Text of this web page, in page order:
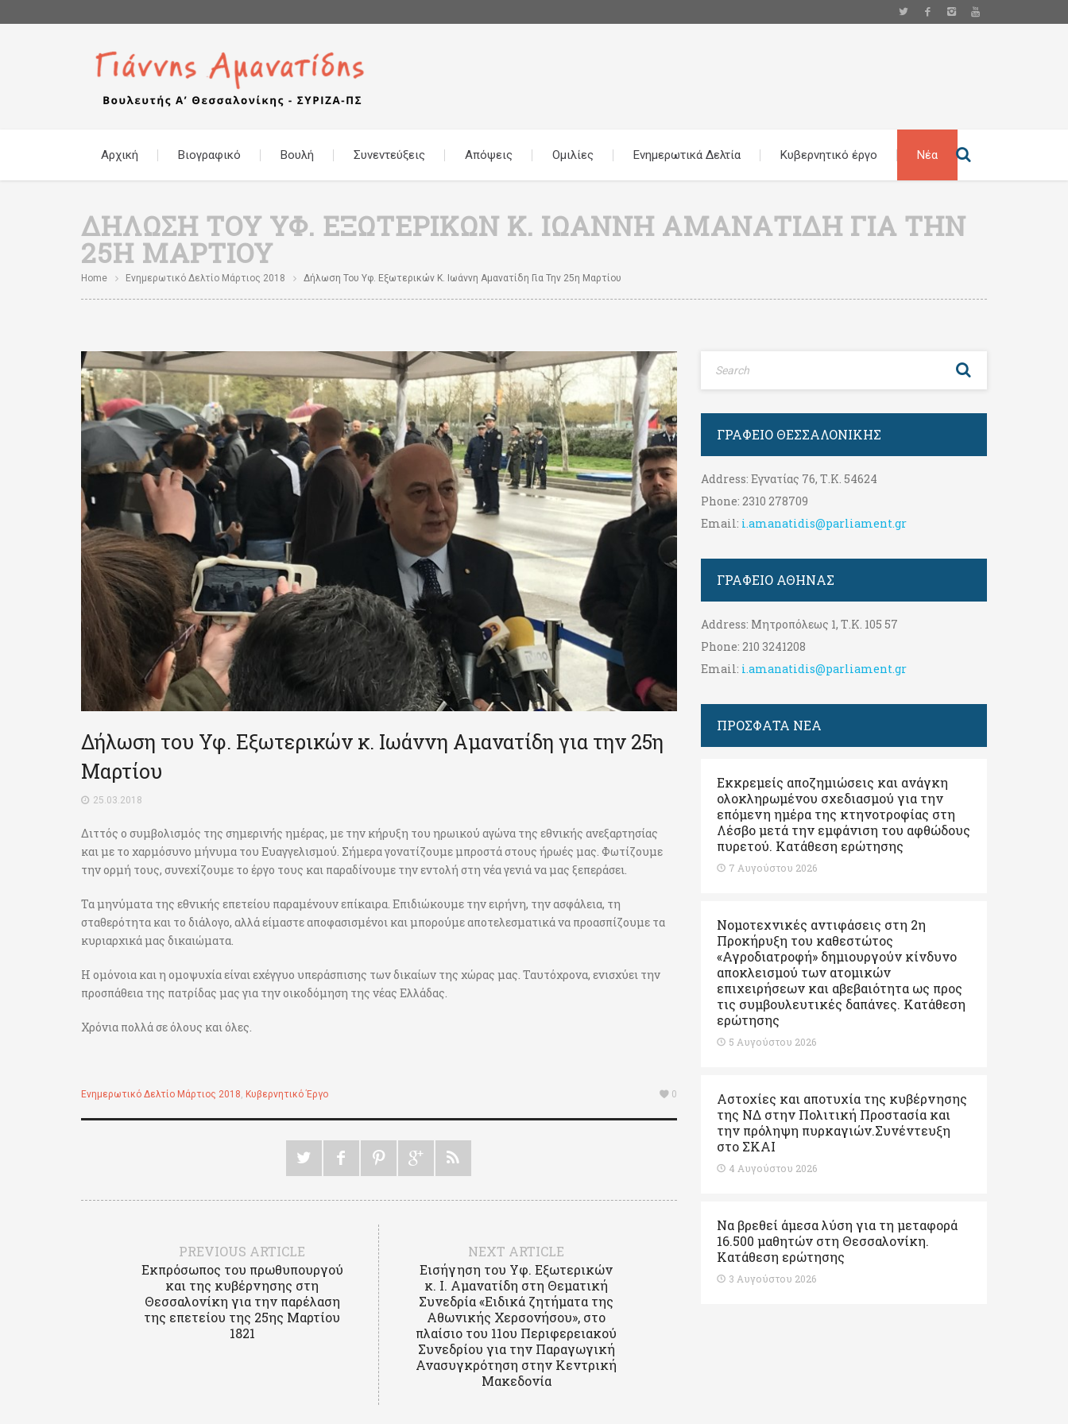
Αρχική Βιογραφικό Βουλή Συνεντεύξεις Απόψεις Ομιλίες Ενημερωτικά Δελτία Κυβερνητικό έργο Νέα
ΔΉΛΩΣΗ ΤΟΥ ΥΦ. ΕΞΩΤΕΡΙΚΏΝ Κ. ΙΩΆΝΝΗ ΑΜΑΝΑΤΊΔΗ ΓΙΑ ΤΗΝ
25Η ΜΑΡΤΊΟΥ
Home Ενημερωτικό Δελτίο Μάρτιος 2018 Δήλωση Του Υφ. Εξωτερικών Κ. Ιωάννη Αμανατίδη Για Την 25η Μαρτίου
Δήλωση του Υφ. Εξωτερικών κ. Ιωάννη Αμανατίδη για την 25η
Μαρτίου
25.03.2018
Διττός ο συμβολισμός της σημερινής ημέρας, με την κήρυξη του ηρωικού αγώνα της εθνικής ανεξαρτησίας
και με το χαρμόσυνο μήνυμα του Ευαγγελισμού. Σήμερα γονατίζουμε μπροστά στους ήρωές μας. Φωτίζουμε
την ορμή τους, συνεχίζουμε το έργο τους και παραδίνουμε την εντολή στη νέα γενιά να μας ξεπεράσει.
Τα μηνύματα της εθνικής επετείου παραμένουν επίκαιρα. Επιδιώκουμε την ειρήνη, την ασφάλεια, τη
σταθερότητα και το διάλογο, αλλά είμαστε αποφασισμένοι και μπορούμε αποτελεσματικά να προασπίζουμε τα
κυριαρχικά μας δικαιώματα.
Η ομόνοια και η ομοψυχία είναι εχέγγυο υπεράσπισης των δικαίων της χώρας μας. Ταυτόχρονα, ενισχύει την
προσπάθεια της πατρίδας μας για την οικοδόμηση της νέας Ελλάδας.
Χρόνια πολλά σε όλους και όλες.
Ενημερωτικό Δελτίο Μάρτιος 2018, Κυβερνητικό Έργο 0
PREVIOUS ARTICLE
Εκπρόσωπος του πρωθυπουργού
και της κυβέρνησης στη
Θεσσαλονίκη για την παρέλαση
της επετείου της 25ης Μαρτίου
1821
NEXT ARTICLE
Εισήγηση του Υφ. Εξωτερικών
κ. Ι. Αμανατίδη στη Θεματική
Συνεδρία «Ειδικά ζητήματα της
Αθωνικής Χερσονήσου», στο
πλαίσιο του 11ου Περιφερειακού
Συνεδρίου για την Παραγωγική
Ανασυγκρότηση στην Κεντρική
Μακεδονία
ΓΡΑΦΕΊΟ ΘΕΣΣΑΛΟΝΊΚΗΣ
Address: Εγνατίας 76, Τ.Κ. 54624
Phone: 2310 278709
Email: i.amanatidis@parliament.gr
ΓΡΑΦΕΊΟ ΑΘΉΝΑΣ
Address: Μητροπόλεως 1, Τ.Κ. 105 57
Phone: 210 3241208
Email: i.amanatidis@parliament.gr
ΠΡΟΣΦΑΤΑ ΝΕΑ
Εκκρεμείς αποζημιώσεις και ανάγκη
ολοκληρωμένου σχεδιασμού για την
επόμενη ημέρα της κτηνοτροφίας στη
Λέσβο μετά την εμφάνιση του αφθώδους
πυρετού. Kατάθεση ερώτησης
7 Αυγούστου 2026
Νομοτεχνικές αντιφάσεις στη 2η
Προκήρυξη του καθεστώτος
«Αγροδιατροφή» δημιουργούν κίνδυνο
αποκλεισμού των ατομικών
επιχειρήσεων και αβεβαιότητα ως προς
τις συμβουλευτικές δαπάνες. Κατάθεση
ερώτησης
5 Αυγούστου 2026
Αστοχίες και αποτυχία της κυβέρνησης
της ΝΔ στην Πολιτική Προστασία και
την πρόληψη πυρκαγιών.Συνέντευξη
στο ΣΚΑΙ
4 Αυγούστου 2026
Να βρεθεί άμεσα λύση για τη μεταφορά
16.500 μαθητών στη Θεσσαλονίκη.
Κατάθεση ερώτησης
3 Αυγούστου 2026